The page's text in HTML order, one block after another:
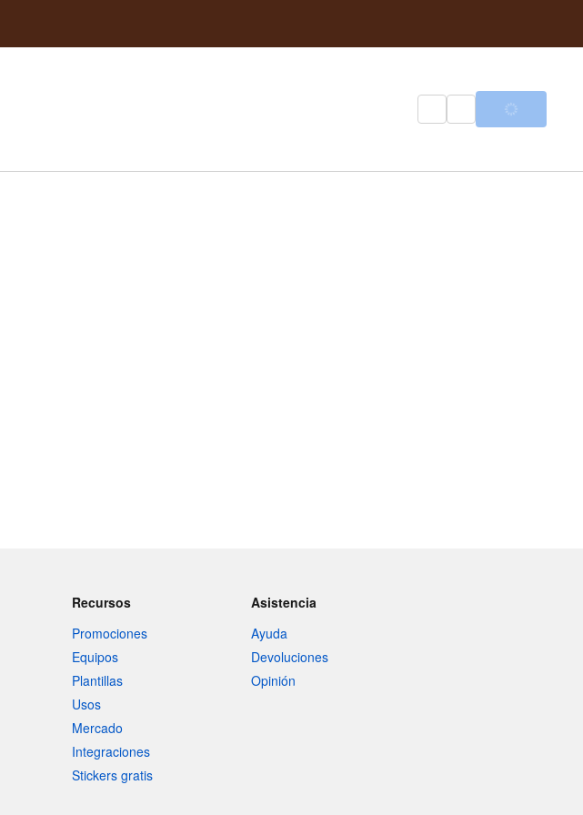
Recursos
Promociones
Equipos
Plantillas
Usos
Mercado
Integraciones
Stickers gratis
Asistencia
Ayuda
Devoluciones
Opinión